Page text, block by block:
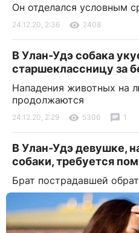
Он отделался условным
24.12.20, 2:36 2408
В Улан-Удэ собака
старшеклассницу за
Нападения животных на
продолжаются
24.12.20, 2:29 5306 1
В Улан-Удэ девушке,
собаки, требуется
Брат пострадавшей